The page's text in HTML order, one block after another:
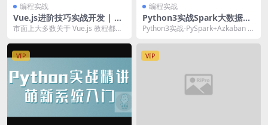
编程实战
Vue.js进阶技巧实战开发 | 完
结
市面上大多数关于 Vue.js 教程都在
景和用例，...
编程实战
Python3实战Spark大数据分
析及调度 | 完结
Python3实战-PySpark+Azkaban 完
VIP VIP